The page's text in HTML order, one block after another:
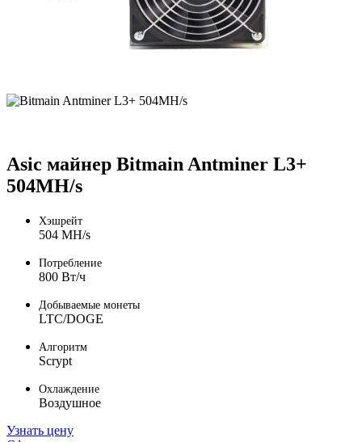
Asic майнер Bitmain Antminer L3+
504MH/s
Хэшрейт
504 MH/s
Потребление
800 Вт/ч
Добываемые монеты
LTC/DOGE
Алгоритм
Scrypt
Охлаждение
Воздушное
Узнать цену